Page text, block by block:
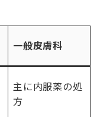
一般皮膚科
主に内服薬の処
方